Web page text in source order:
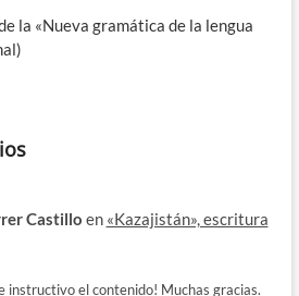
la «Nueva gramática de la lengua
Castillo en «Kazajistán», escritura
instructivo el contenido! Muchas gracias.